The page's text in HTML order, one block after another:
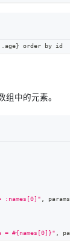
order by id
中的元素。
:names[0]" , params
= #{names[0]}" ,